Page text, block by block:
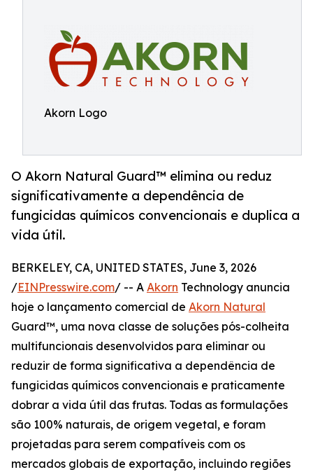
Akorn Logo
O Akorn Natural Guard™ elimina ou reduz
significativamente a dependência de
fungicidas químicos convencionais e duplica a
vida útil.
BERKELEY, CA, UNITED STATES, June 3, 2026
/EINPresswire.com/ -- A Akorn Technology anuncia
hoje o lançamento comercial de Akorn Natural
Guard™, uma nova classe de soluções pós-colheita
multifuncionais desenvolvidos para eliminar ou
reduzir de forma significativa a dependência de
fungicidas químicos convencionais e praticamente
dobrar a vida útil das frutas. Todas as formulações
são 100% naturais, de origem vegetal, e foram
projetadas para serem compatíveis com os
mercados globais de exportação, incluindo regiões